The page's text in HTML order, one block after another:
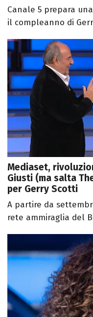
Canale 5 prepara
il compleanno di
Mediaset,
Giusti (ma salta
per Gerry Scotti
A partire da
rete ammiraglia del